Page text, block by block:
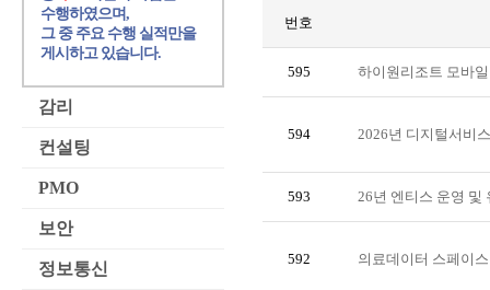
번호
595 하이원리조트 모바
594 2026년 디지털서비
593 26년 엔티스 운영 및
592 의료데이터 스페이
수행하였으며,
그 중 주요 수행 실적만을
게시하고 있습니다.
감리
컨설팅
PMO
보안
정보통신